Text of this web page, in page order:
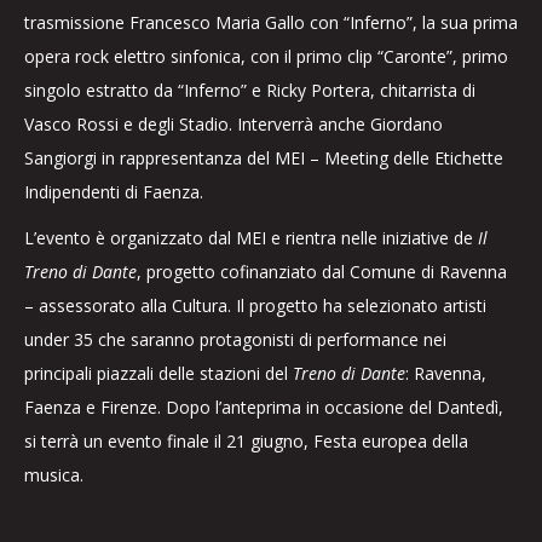
trasmissione Francesco Maria Gallo con “Inferno”, la sua prima
opera rock elettro sinfonica, con il primo clip “Caronte”, primo
singolo estratto da “Inferno” e Ricky Portera, chitarrista di
Vasco Rossi e degli Stadio. Interverrà anche Giordano
Sangiorgi in rappresentanza del MEI – Meeting delle Etichette
Indipendenti di Faenza.
L’evento è organizzato dal MEI e rientra nelle iniziative de Il
Treno di Dante, progetto cofinanziato dal Comune di Ravenna
– assessorato alla Cultura. Il progetto ha selezionato artisti
under 35 che saranno protagonisti di performance nei
principali piazzali delle stazioni del Treno di Dante: Ravenna,
Faenza e Firenze. Dopo l’anteprima in occasione del Dantedì,
si terrà un evento finale il 21 giugno, Festa europea della
musica.